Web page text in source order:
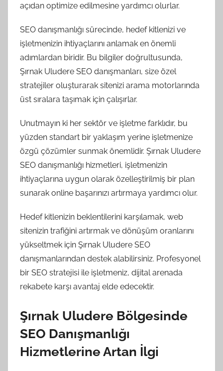
açıdan optimize edilmesine yardımcı olurlar.
SEO danışmanlığı sürecinde, hedef kitlenizi ve
işletmenizin ihtiyaçlarını anlamak en önemli
adımlardan biridir. Bu bilgiler doğrultusunda,
Şırnak Uludere SEO danışmanları, size özel
stratejiler oluşturarak sitenizi arama motorlarında
üst sıralara taşımak için çalışırlar.
Unutmayın ki her sektör ve işletme farklıdır, bu
yüzden standart bir yaklaşım yerine işletmenize
özgü çözümler sunmak önemlidir. Şırnak Uludere
SEO danışmanlığı hizmetleri, işletmenizin
ihtiyaçlarına uygun olarak özelleştirilmiş bir plan
sunarak online başarınızı artırmaya yardımcı olur.
Hedef kitlenizin beklentilerini karşılamak, web
sitenizin trafiğini artırmak ve dönüşüm oranlarını
yükseltmek için Şırnak Uludere SEO
danışmanlarından destek alabilirsiniz. Profesyonel
bir SEO stratejisi ile işletmeniz, dijital arenada
rekabete karşı avantaj elde edecektir.
Şırnak Uludere Bölgesinde
SEO Danışmanlığı
Hizmetlerine Artan İlgi